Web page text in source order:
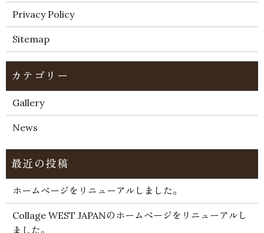
Privacy Policy
Sitemap
Gallery
News
ホームページをリニューアルしました。
Collage WEST JAPANのホームページをリニューアルし
ました。